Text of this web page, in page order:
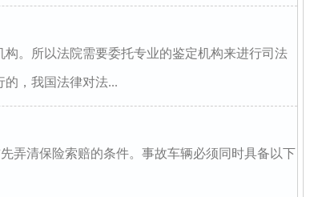
。所以法院需要委托专业的鉴定机构来进行司法
，我国法律对法...
弄清保险索赔的条件。事故车辆必须同时具备以下